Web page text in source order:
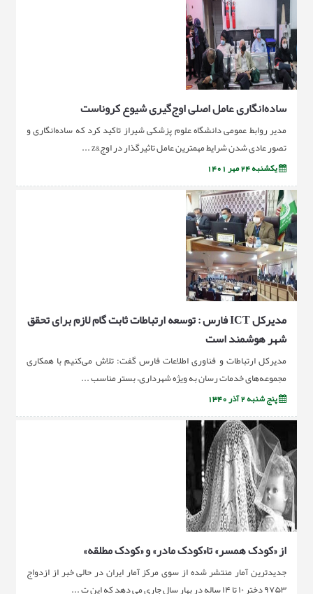
ساده‌انگاری عامل اصلی اوج‌گیری شیوع کروناست
مدیر روابط عمومی دانشگاه علوم پزشکی شیراز تاکید کرد که ساده‌انگاری و
تصور عادی شدن شرایط مهمترین عامل تاثیرگذار در اوج&z ...
یکشنبه 24 مهر 1401
مدیرکل ICT فارس : توسعه ارتباطات ثابت گام لازم برای تحقق
شهر هوشمند است
مدیرکل ارتباطات و فناوری اطلاعات فارس گفت: تلاش می‌کنیم با همکاری
مجموعه‌های خدمات رسان به ویژه شهرداری، بستر مناسب ...
پنج شنبه 2 آذر 1340
از «کودک همسر» تا«کودک مادر» و «کودک مطلقه»
جدیدترین آمار منتشر شده از سوی مرکز آمار ایران در حالی خبر از ازدواج
۹۷۵۳ دختر ۱۰ تا ۱۴ ساله در بهار سال جاری می دهد که این ت ...